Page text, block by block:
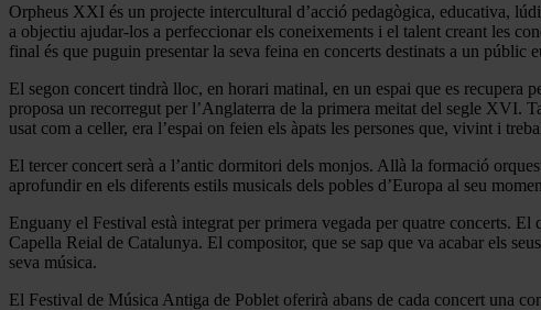
Orpheus XXI és un projecte intercultural d’acció pedagògica, educativa,
a objectiu ajudar-los a perfeccionar els coneixements i el talent creant les
final és que puguin presentar la seva feina en concerts destinats a un públic
El segon concert tindrà lloc, en horari matinal, en un espai que es recupera
proposa un recorregut per l’Anglaterra de la primera meitat del segle XVI.
usat com a celler, era l’espai on feien els àpats les persones que, vivint i
El tercer concert serà a l’antic dormitori dels monjos. Allà la formació
aprofundir en els diferents estils musicals dels pobles d’Europa al seu
Enguany el Festival està integrat per primera vegada per quatre concerts.
Capella Reial de Catalunya. El compositor, que se sap que va acabar els
seva música.
El Festival de Música Antiga de Poblet oferirà abans de cada concert una